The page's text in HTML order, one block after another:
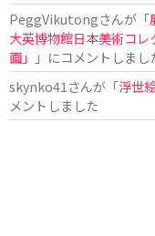
PeggVikutongさんが「
大英博物館日本美術コ
画」
」にコメントしまし
skynko41 さんが「浮世
メントしました